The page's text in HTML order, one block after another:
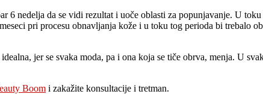
nedelja da se vidi rezultat i uoče oblasti za popunjavanje. U
pri procesu obnavljanja kože i u toku tog perioda bi trebalo
jer se svaka moda, pa i ona koja se tiče obrva, menja. U
Boom i zakažite konsultacije i tretman.